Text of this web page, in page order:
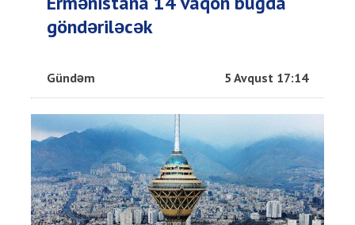
göndəriləcək
Gündəm 5 Avqust 17:14